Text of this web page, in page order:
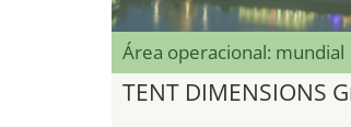
Área operacional: mundial
TENT DIMENSIONS